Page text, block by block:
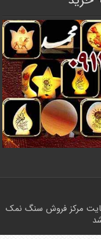
مرکز فروش سنگ نمک